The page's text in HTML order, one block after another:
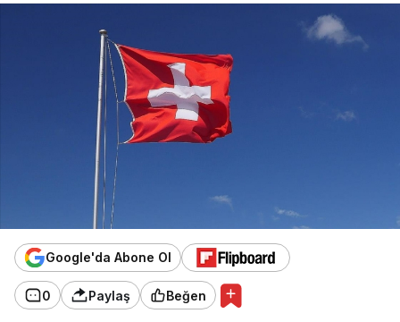
Google'da Abone Ol
0 Paylaş Beğen